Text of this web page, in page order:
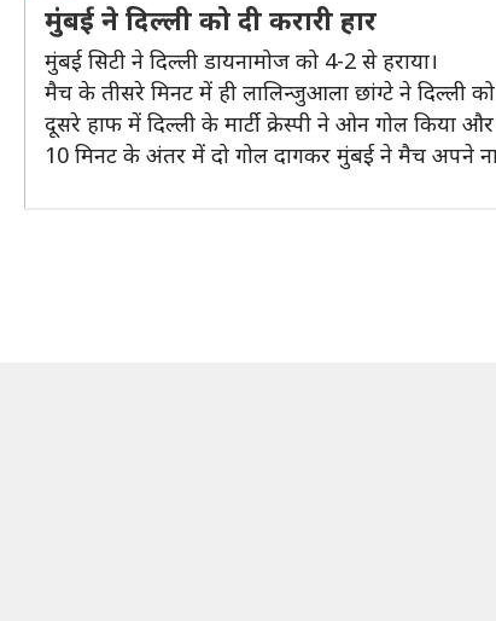
मुंबई ने दिल्ली को दी करारी हार
मुंबई सिटी ने दिल्ली डायनामोज को 4-2 से हराया।
मैच के तीसरे मिनट में ही लालिन्जुआला छांग्टे ने दिल्ली
दूसरे हाफ में दिल्ली के मार्टी क्रेस्पी ने ओन गोल किया
10 मिनट के अंतर में दो गोल दागकर मुंबई ने मैच अपने